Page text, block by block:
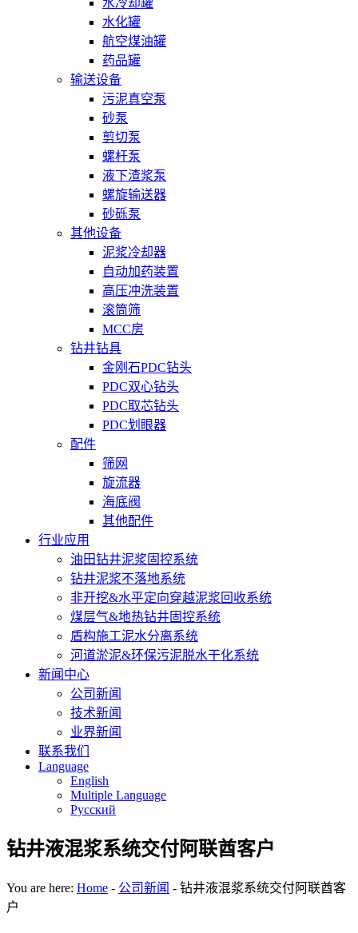
水化罐
航空煤油罐
药品罐
输送设备
污泥真空泵
砂泵
剪切泵
螺杆泵
液下渣浆泵
螺旋输送器
砂砾泵
其他设备
泥浆冷却器
自动加药装置
高压冲洗装置
滚筒筛
MCC房
钻井钻具
金刚石PDC钻头
PDC双心钻头
PDC取芯钻头
PDC划眼器
配件
筛网
旋流器
海底阀
其他配件
行业应用
油田钻井泥浆固控系统
钻井泥浆不落地系统
非开挖&水平定向穿越泥浆回收系统
煤层气&地热钻井固控系统
盾构施工泥水分离系统
河道淤泥&环保污泥脱水干化系统
新闻中心
公司新闻
技术新闻
业界新闻
联系我们
Language
English
Multiple Language
Русский
钻井液混浆系统交付阿联酋客户
You are here: Home - 公司新闻 - 钻井液混浆系统交付阿联酋客
户